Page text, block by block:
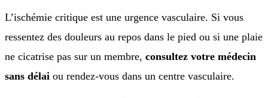
L’ischémie critique est une urgence vasculaire. Si vous
ressentez des douleurs au repos dans le pied ou si une plaie
ne cicatrise pas sur un membre, consultez votre médecin
sans délai ou rendez-vous dans un centre vasculaire.